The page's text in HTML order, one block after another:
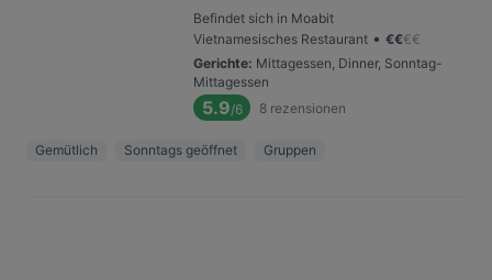
Befindet sich in Moabit
Vietnamesisches Restaurant • €€€€
Gerichte: Mittagessen, Dinner, Sonntag-
Mittagessen
5.9/6 8 rezensionen
Gemütlich Sonntags geöffnet Gruppen